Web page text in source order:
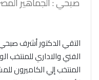
التقي الدكتور أشرف
الفني والاداري للمنتخب
المنتخب إلي الكاميرون